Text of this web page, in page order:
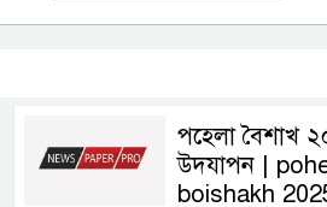
পহেলা বৈশাখ
উদযাপন |
boishakh